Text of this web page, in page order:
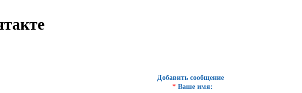
Добавить сообщение
* Ваше имя: